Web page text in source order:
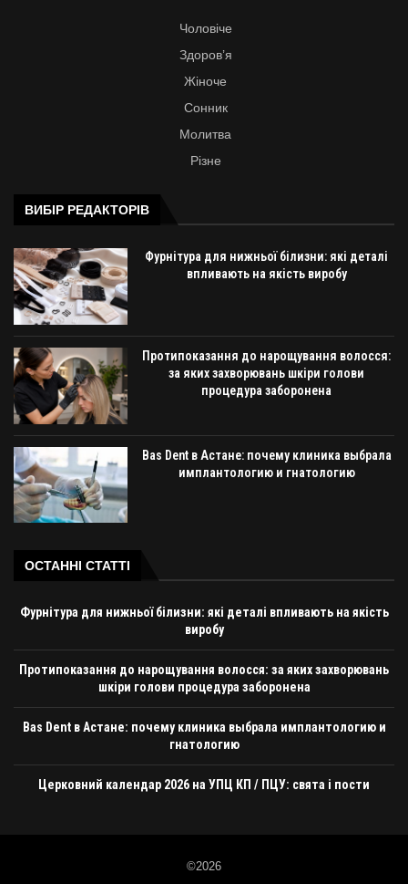
Чоловіче
Здоров’я
Жіноче
Сонник
Молитва
Різне
ВИБІР РЕДАКТОРІВ
Фурнітура для нижньої білизни: які деталі
впливають на якість виробу
Протипоказання до нарощування волосся:
за яких захворювань шкіри голови
процедура заборонена
Bas Dent в Астане: почему клиника выбрала
имплантологию и гнатологию
ОСТАННІ СТАТТІ
Фурнітура для нижньої білизни: які деталі впливають на якість
виробу
Протипоказання до нарощування волосся: за яких захворювань
шкіри голови процедура заборонена
Bas Dent в Астане: почему клиника выбрала имплантологию и
гнатологию
Церковний календар 2026 на УПЦ КП / ПЦУ: свята і пости
©2026